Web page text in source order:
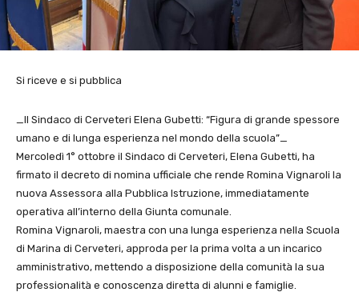
Si riceve e si pubblica
_Il Sindaco di Cerveteri Elena Gubetti: “Figura di grande spessore
umano e di lunga esperienza nel mondo della scuola”_
Mercoledì 1° ottobre il Sindaco di Cerveteri, Elena Gubetti, ha
firmato il decreto di nomina ufficiale che rende Romina Vignaroli la
nuova Assessora alla Pubblica Istruzione, immediatamente
operativa all’interno della Giunta comunale.
Romina Vignaroli, maestra con una lunga esperienza nella Scuola
di Marina di Cerveteri, approda per la prima volta a un incarico
amministrativo, mettendo a disposizione della comunità la sua
professionalità e conoscenza diretta di alunni e famiglie.